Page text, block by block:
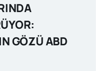
GÖZÜ ABD